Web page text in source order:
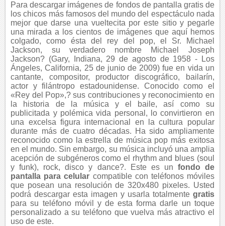
Para descargar imágenes de fondos de pantalla gratis de
los chicos más famosos del mundo del espectáculo nada
mejor que darse una vueltecita por este sitio y pegarle
una mirada a los cientos de imágenes que aquí hemos
colgado, como ésta del rey del pop, el Sr. Michael
Jackson, su verdadero nombre Michael Joseph
Jackson? (Gary, Indiana, 29 de agosto de 1958 - Los
Ángeles, California, 25 de junio de 2009) fue en vida un
cantante, compositor, productor discográfico, bailarín,
actor y filántropo estadounidense. Conocido como el
«Rey del Pop»,? sus contribuciones y reconocimiento en
la historia de la música y el baile, así como su
publicitada y polémica vida personal, lo convirtieron en
una excelsa figura internacional en la cultura popular
durante más de cuatro décadas. Ha sido ampliamente
reconocido como la estrella de música pop más exitosa
en el mundo. Sin embargo, su música incluyó una amplia
acepción de subgéneros como el rhythm and blues (soul
y funk), rock, disco y dance?. Este es un fondo de
pantalla para celular compatible con teléfonos móviles
que posean una resolución de 320x480 pixeles. Usted
podrá descargar esta imagen y usarla totalmente gratis
para su teléfono móvil y de esta forma darle un toque
personalizado a su teléfono que vuelva más atractivo el
uso de este.